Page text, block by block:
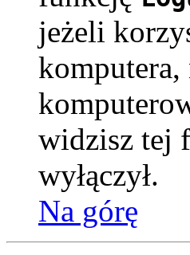
jeżeli
widzisz tej
wyłączył.
Na górę